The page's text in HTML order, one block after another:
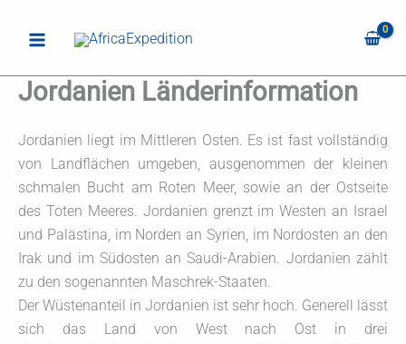
Inhalt
Jordanien Länderinformation
Jordanien liegt im Mittleren Osten. Es ist fast vollständig
von Landflächen umgeben, ausgenommen der kleinen
schmalen Bucht am Roten Meer, sowie an der Ostseite
des Toten Meeres. Jordanien grenzt im Westen an Israel
und Palästina, im Norden an Syrien, im Nordosten an den
Irak und im Südosten an Saudi-Arabien. Jordanien zählt
zu den sogenannten Maschrek-Staaten.
Der Wüstenanteil in Jordanien ist sehr hoch. Generell lässt
sich das Land von West nach Ost in drei